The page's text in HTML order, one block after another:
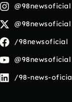
@98newsoficial
@98newsoficial
/98newsoficial
@98newsoficial
/98-news-